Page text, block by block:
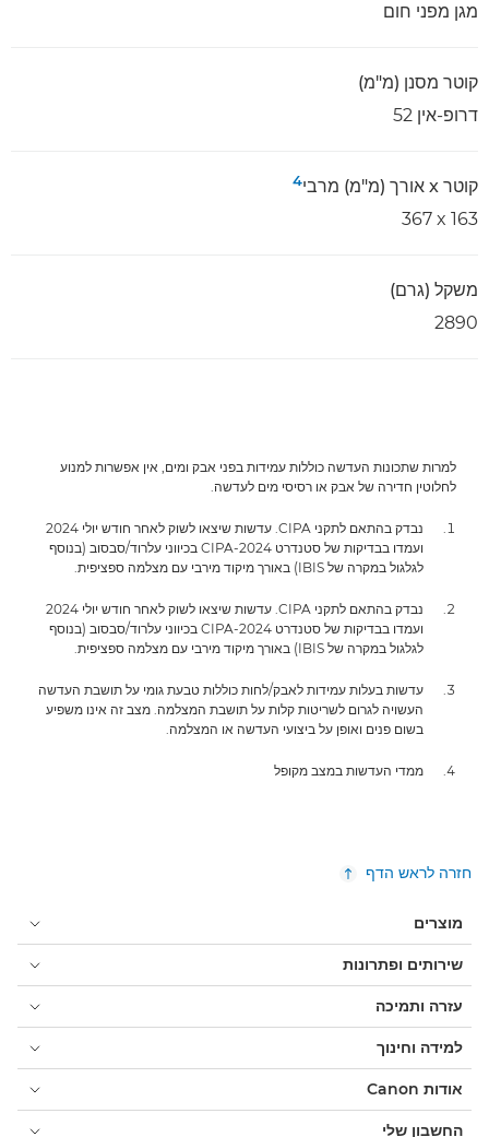
מגן מפני חום
קוטר מסנן (מ"מ)
דרופ-אין 52
קוטר x אורך (מ"מ) מרבי 4
163 x‏ 367
משקל (גרם)
2890
למרות שתכונות העדשה כוללות עמידות בפני אבק ומים, אין אפשרות למנוע
לחלוטין חדירה של אבק או רסיסי מים לעדשה.
נבדק בהתאם לתקני CIPA. עדשות שיצאו לשוק לאחר חודש יולי 2024
ועמדו בבדיקות של סטנדרט CIPA-2024 בכיווני עלרוד/סבסוב (בנוסף
לגלגול במקרה של IBIS) באורך מיקוד מירבי עם מצלמה ספציפית.
נבדק בהתאם לתקני CIPA. עדשות שיצאו לשוק לאחר חודש יולי 2024
ועמדו בבדיקות של סטנדרט CIPA-2024 בכיווני עלרוד/סבסוב (בנוסף
לגלגול במקרה של IBIS) באורך מיקוד מירבי עם מצלמה ספציפית.
עדשות בעלות עמידות לאבק/לחות כוללות טבעת גומי על תושבת העדשה
העשויה לגרום לשריטות קלות על תושבת המצלמה. מצב זה אינו משפיע
בשום פנים ואופן על ביצועי העדשה או המצלמה.
ממדי העדשות במצב מקופל
חזרה לראש הדף
מוצרים
שירותים ופתרונות
עזרה ותמיכה
למידה וחינוך
אודות Canon
החשבון שלי